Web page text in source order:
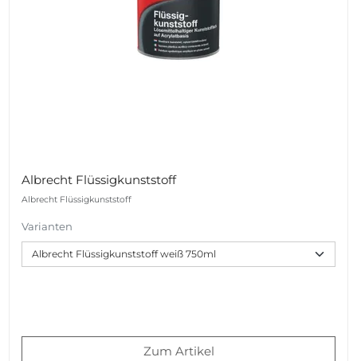
Albrecht Flüssigkunststoff
Albrecht Flüssigkunststoff
Varianten
Zum Artikel